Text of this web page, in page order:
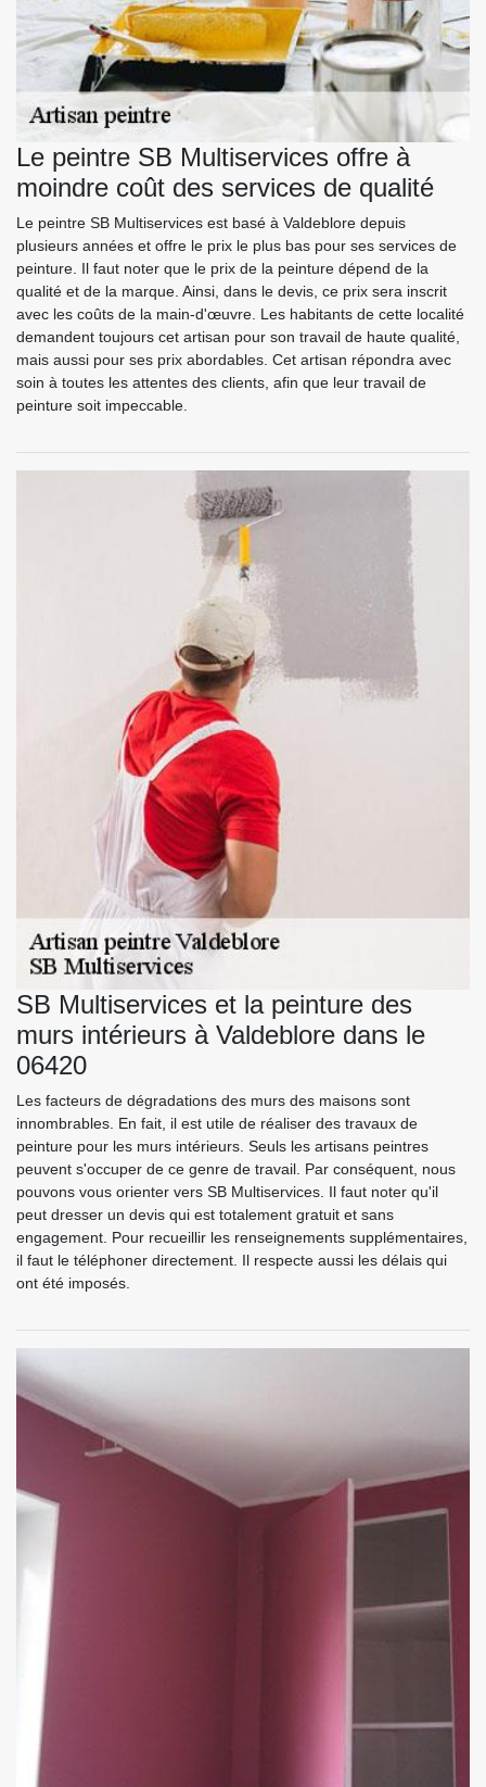
Le peintre SB Multiservices offre à
moindre coût des services de qualité
Le peintre SB Multiservices est basé à Valdeblore depuis
plusieurs années et offre le prix le plus bas pour ses services de
peinture. Il faut noter que le prix de la peinture dépend de la
qualité et de la marque. Ainsi, dans le devis, ce prix sera inscrit
avec les coûts de la main-d'œuvre. Les habitants de cette localité
demandent toujours cet artisan pour son travail de haute qualité,
mais aussi pour ses prix abordables. Cet artisan répondra avec
soin à toutes les attentes des clients, afin que leur travail de
peinture soit impeccable.
SB Multiservices et la peinture des
murs intérieurs à Valdeblore dans le
06420
Les facteurs de dégradations des murs des maisons sont
innombrables. En fait, il est utile de réaliser des travaux de
peinture pour les murs intérieurs. Seuls les artisans peintres
peuvent s'occuper de ce genre de travail. Par conséquent, nous
pouvons vous orienter vers SB Multiservices. Il faut noter qu'il
peut dresser un devis qui est totalement gratuit et sans
engagement. Pour recueillir les renseignements supplémentaires,
il faut le téléphoner directement. Il respecte aussi les délais qui
ont été imposés.